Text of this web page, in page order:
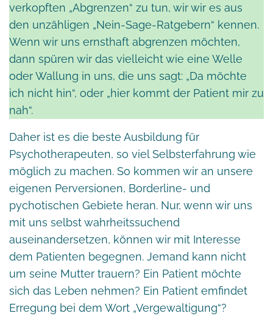
verkopften „Abgrenzen“ zu tun, wir wir es aus
den unzähligen „Nein-Sage-Ratgebern“ kennen.
Wenn wir uns ernsthaft abgrenzen möchten,
dann spüren wir das vielleicht wie eine Welle
oder Wallung in uns, die uns sagt: „Da möchte
ich nicht hin“, oder „hier kommt der Patient mir zu
nah“.
Daher ist es die beste Ausbildung für
Psychotherapeuten, so viel Selbsterfahrung wie
möglich zu machen. So kommen wir an unsere
eigenen Perversionen, Borderline- und
pychotischen Gebiete heran. Nur, wenn wir uns
mit uns selbst wahrheitssuchend
auseinandersetzen, können wir mit Interesse
dem Patienten begegnen. Jemand kann nicht
um seine Mutter trauern? Ein Patient möchte
sich das Leben nehmen? Ein Patient emfindet
Erregung bei dem Wort „Vergewaltigung“?